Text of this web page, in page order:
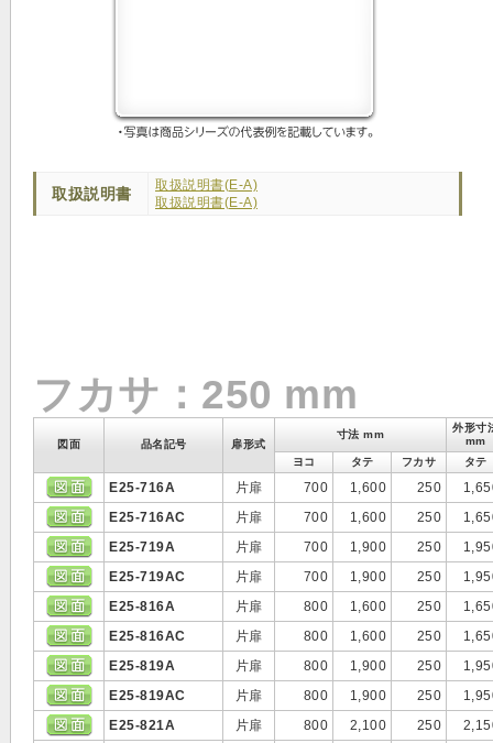
取扱説明書
取扱説明書(E-A)
取扱説明書(E-A)
フカサ：250 mm
図面 品名記号 扉形式
寸法 mm
外形寸
mm
ヨコ
タテ フカサ タテ
E25-716A 片扉 700 1,600 250
E25-716AC
片扉 700 1,600 250
E25-719A
片扉 700 1,900 250
E25-719AC
片扉 700 1,900 250
E25-816A
片扉 800 1,600 250
E25-816AC
片扉 800 1,600 250
E25-819A
片扉 800 1,900 250
E25-819AC
片扉 800 1,900 250
E25-821A
片扉 800 2,100 250